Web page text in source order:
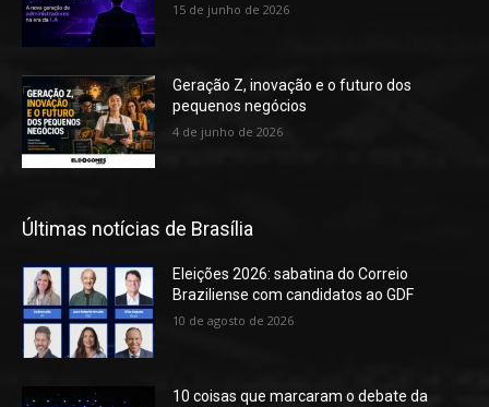
15 de junho de 2026
Geração Z, inovação e o futuro dos
pequenos negócios
4 de junho de 2026
Últimas notícias de Brasília
Eleições 2026: sabatina do Correio
Braziliense com candidatos ao GDF
10 de agosto de 2026
10 coisas que marcaram o debate da